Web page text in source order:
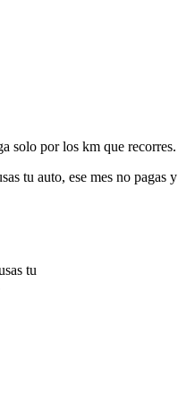
solo por los km que recorres.
tu auto, ese mes no pagas
tu